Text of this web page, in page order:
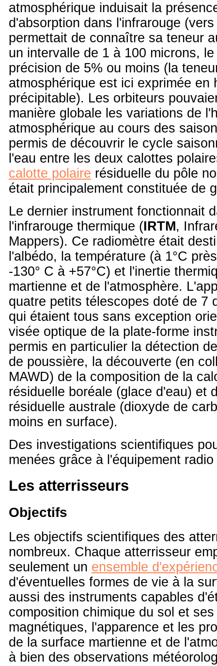
atmosphérique induisait la
d'absorption dans l'infrarouge
permettait de connaître sa teneur
un intervalle de 1 à 100 microns,
précision de 5% ou moins (la
atmosphérique est ici exprimée en
précipitable). Les orbiteurs
manière globale les variations de
atmosphérique au cours des
permis de découvrir le cycle
l'eau entre les deux calottes
calotte polaire résiduelle du pôle
était principalement constituée de
Le dernier instrument fonctionnait
l'infrarouge thermique (IRTM,
Mappers). Ce radiomètre était
l'albédo, la température (à 1°C
-130° C à +57°C) et l'inertie
martienne et de l'atmosphère.
quatre petits télescopes doté de 7
qui étaient tous sans exception
visée optique de la plate-forme
permis en particulier la détection
de poussière, la découverte (en
MAWD) de la composition de la
résiduelle boréale (glace d'eau) et
résiduelle australe (dioxyde de
moins en surface).
Des investigations scientifiques
menées grâce à l'équipement
Les atterrisseurs
Objectifs
Les objectifs scientifiques des
nombreux. Chaque atterrisseur
seulement un ensemble
d'éventuelles formes de vie à la
aussi des instruments capables
composition chimique du sol et
magnétiques, l'apparence et les
de la surface martienne et de
à bien des observations